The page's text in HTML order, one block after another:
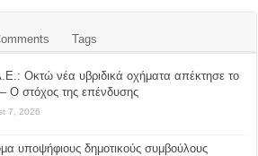
Tags
Οκτώ νέα υβριδικά οχήματα απέκτησε το
– Ο στόχος της επένδυσης
7, 2026
υποψήφιους δημοτικούς συμβούλους